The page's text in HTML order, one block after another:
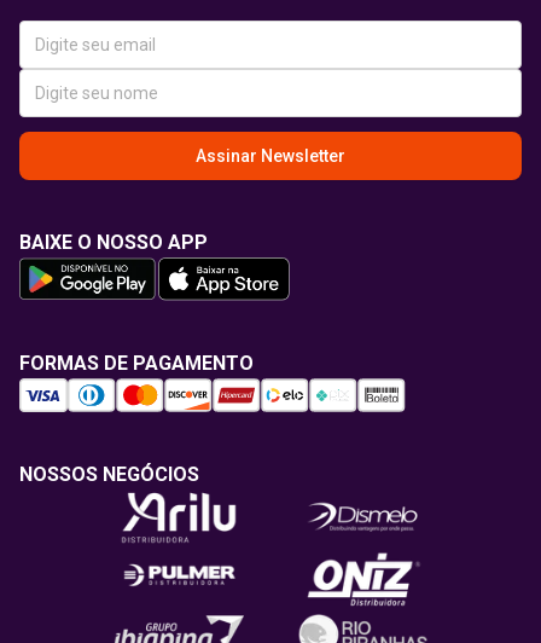
Assinar Newsletter
BAIXE O NOSSO APP
FORMAS DE PAGAMENTO
NOSSOS NEGÓCIOS